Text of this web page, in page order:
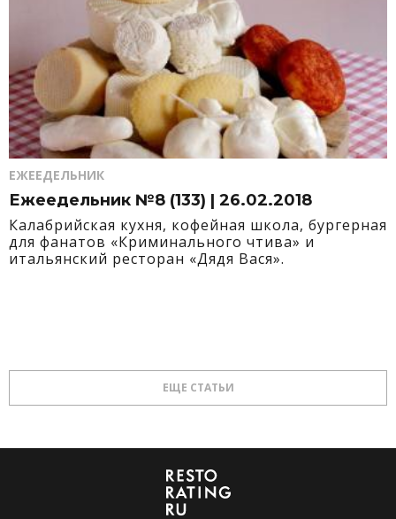
ЕЖЕЕДЕЛЬНИК
Ежеедельник №8 (133) | 26.02.2018
Калабрийская кухня, кофейная школа, бургерная
для фанатов «Криминального чтива» и
итальянский ресторан «Дядя Вася».
ЕЩЕ СТАТЬИ